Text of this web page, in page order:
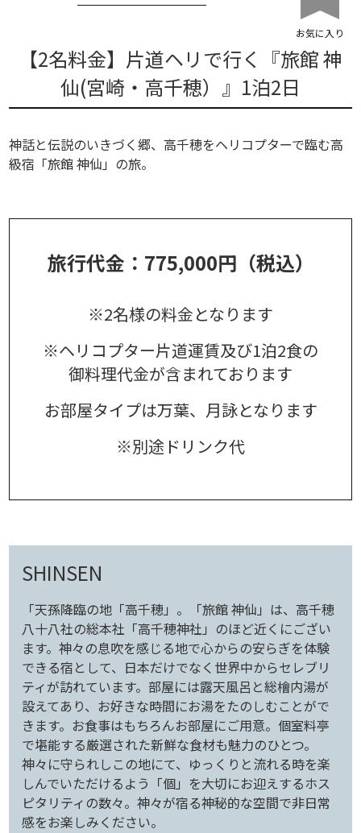
お気に入り
【2名料金】片道ヘリで行く『旅館 神
仙(宮崎‧高千穂）』1泊2日
神話と伝説のいきづく郷、高千穂をヘリコプターで臨む高
級宿「旅館 神仙」の旅。
旅行代金：775,000円（税込）
※2名様の料金となります
※ヘリコプター片道運賃及び1泊2食の
御料理代金が含まれております
お部屋タイプは万葉、月詠となります
※別途ドリンク代
SHINSEN
「天孫降臨の地「高千穂」。「旅館 神仙」は、高千穂
八十八社の総本社「高千穂神社」のほど近くにござい
ます。神々の息吹を感じる地で心からの安らぎを体験
できる宿として、日本だけでなく世界中からセレブリ
ティが訪れています。部屋には露天風呂と総檜内湯が
設えてあり、お好きな時間にお湯をたのしむことがで
きます。お食事はもちろんお部屋にご用意。個室料亭
で堪能する厳選された新鮮な食材も魅力のひとつ。
神々に守られしこの地にて、ゆっくりと流れる時を楽
しんでいただけるよう「個」を大切にお迎えするホス
ピタリティの数々。神々が宿る神秘的な空間で非日常
感をお楽しみください。